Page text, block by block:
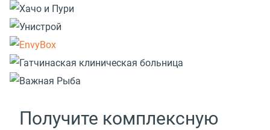
Получите комплексную